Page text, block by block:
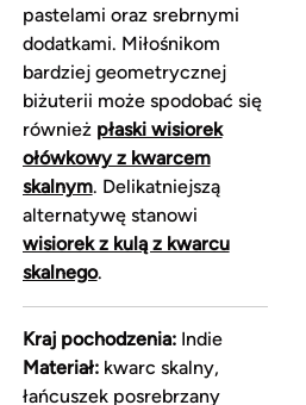
pastelami oraz srebrnymi
dodatkami. Miłośnikom
bardziej geometrycznej
biżuterii może spodobać się
również płaski wisiorek
ołówkowy z kwarcem
skalnym. Delikatniejszą
alternatywę stanowi
wisiorek z kulą z kwarcu
skalnego.
Kraj pochodzenia:Indie
Materiał:kwarc skalny,
łańcuszek posrebrzany